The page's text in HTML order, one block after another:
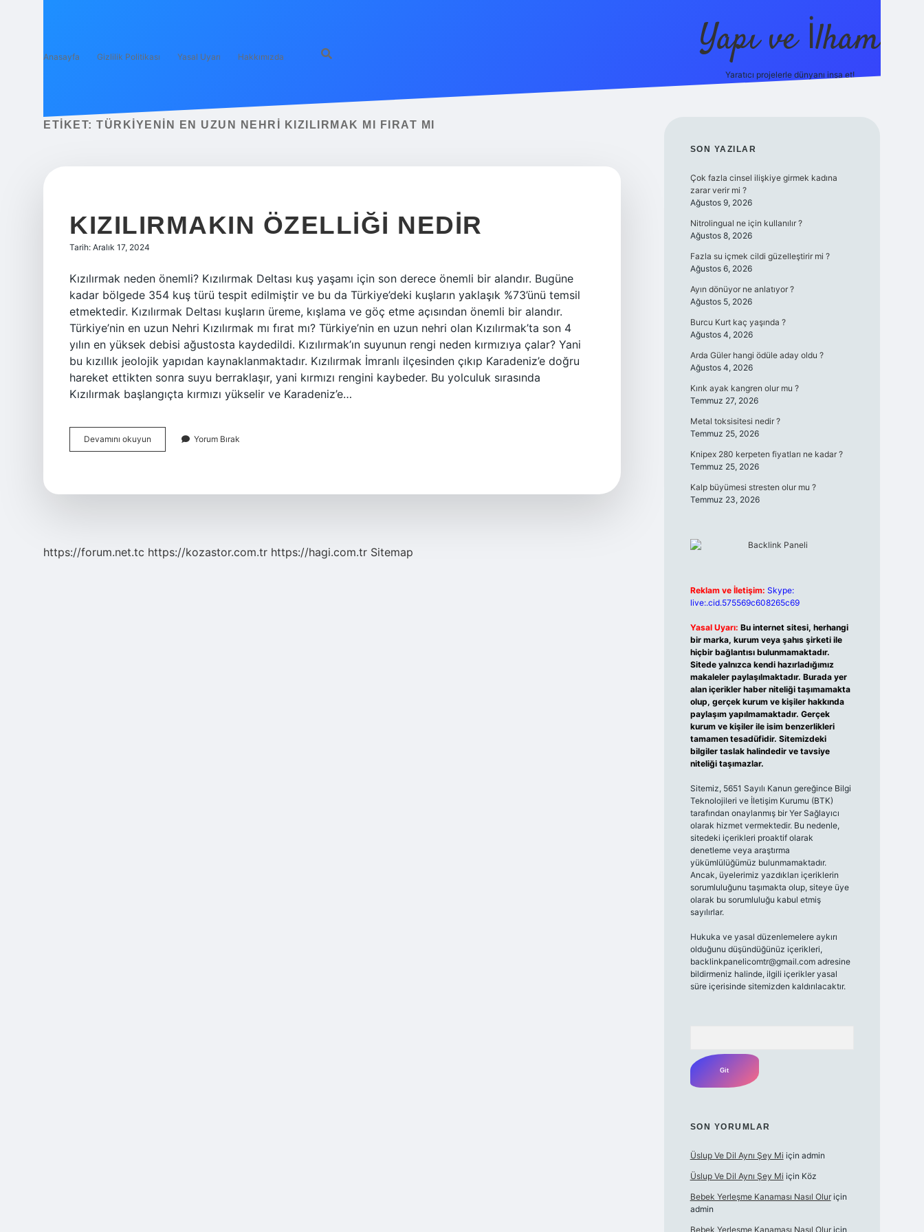
Anasayfa Gizlilik Politikası Yasal Uyarı Hakkımızda Yapı ve İlham
Yaratıcı projelerle dünyanı inşa et!
ETIKET: TÜRKIYENIN EN UZUN NEHRI KIZILIRMAK MI FIRAT MI
KIZILIRMAKIN ÖZELLIĞI NEDIR
Tarih: Aralık 17, 2024
Kızılırmak neden önemli? Kızılırmak Deltası kuş yaşamı için son derece önemli bir alandır. Bugüne
kadar bölgede 354 kuş türü tespit edilmiştir ve bu da Türkiye’deki kuşların yaklaşık %73’ünü temsil
etmektedir. Kızılırmak Deltası kuşların üreme, kışlama ve göç etme açısından önemli bir alandır.
Türkiye’nin en uzun Nehri Kızılırmak mı fırat mı? Türkiye’nin en uzun nehri olan Kızılırmak’ta son 4
yılın en yüksek debisi ağustosta kaydedildi. Kızılırmak’ın suyunun rengi neden kırmızıya çalar? Yani
bu kızıllık jeolojik yapıdan kaynaklanmaktadır. Kızılırmak İmranlı ilçesinden çıkıp Karadeniz’e doğru
hareket ettikten sonra suyu berraklaşır, yani kırmızı rengini kaybeder. Bu yolculuk sırasında
Kızılırmak başlangıçta kırmızı yükselir ve Karadeniz’e…
Devamını okuyun Kızılırmakın
Özelliği
Yorum Bırak
https://forum.net.tc https://kozastor.com.tr https://hagi.com.tr Sitemap
SIDEBAR
SON YAZILAR
Çok fazla cinsel ilişkiye girmek kadına
zarar verir mi ?
Ağustos 9, 2026
Nitrolingual ne için kullanılır ?
Ağustos 8, 2026
Fazla su içmek cildi güzelleştirir mi ?
Ağustos 6, 2026
Ayın dönüyor ne anlatıyor ?
Ağustos 5, 2026
Burcu Kurt kaç yaşında ?
Ağustos 4, 2026
Arda Güler hangi ödüle aday oldu ?
Ağustos 4, 2026
Kırık ayak kangren olur mu ?
Temmuz 27, 2026
Metal toksisitesi nedir ?
Temmuz 25, 2026
Knipex 280 kerpeten fiyatları ne kadar ?
Temmuz 25, 2026
Kalp büyümesi stresten olur mu ?
Temmuz 23, 2026
Reklam ve İletişim: Skype:
live:.cid.575569c608265c69
Yasal Uyarı: Bu internet sitesi, herhangi
bir marka, kurum veya şahıs şirketi ile
hiçbir bağlantısı bulunmamaktadır.
Sitede yalnızca kendi hazırladığımız
makaleler paylaşılmaktadır. Burada yer
alan içerikler haber niteliği taşımamakta
olup, gerçek kurum ve kişiler hakkında
paylaşım yapılmamaktadır. Gerçek
kurum ve kişiler ile isim benzerlikleri
tamamen tesadüfidir. Sitemizdeki
bilgiler taslak halindedir ve tavsiye
niteliği taşımazlar.
Sitemiz, 5651 Sayılı Kanun gereğince Bilgi
Teknolojileri ve İletişim Kurumu (BTK)
tarafından onaylanmış bir Yer Sağlayıcı
olarak hizmet vermektedir. Bu nedenle,
sitedeki içerikleri proaktif olarak
denetleme veya araştırma
yükümlülüğümüz bulunmamaktadır.
Ancak, üyelerimiz yazdıkları içeriklerin
sorumluluğunu taşımakta olup, siteye üye
olarak bu sorumluluğu kabul etmiş
sayılırlar.
Hukuka ve yasal düzenlemelere aykırı
olduğunu düşündüğünüz içerikleri,
backlinkpanelicomtr@gmail.comadresine
bildirmeniz halinde, ilgili içerikler yasal
süre içerisinde sitemizden kaldırılacaktır.
SON YORUMLAR
Üslup Ve Dil Aynı Şey Mi için admin
Üslup Ve Dil Aynı Şey Mi için Köz
Bebek Yerleşme Kanaması Nasıl Oluriçin
admin
Bebek Yerleşme Kanaması Nasıl Oluriçin